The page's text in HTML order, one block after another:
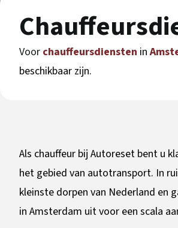
Voor chauffeursdiensten in
beschikbaar zijn.
Als chauffeur bij Autoreset bent u
het gebied van autotransport. In
kleinste dorpen van Nederland en
in Amsterdam uit voor een scala